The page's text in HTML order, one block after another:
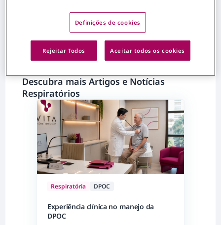
Descubra mais Artigos e Notícias
Respiratórios
Respiratória DPOC
Experiência clínica no manejo da
DPOC
Definições de cookies
Rejeitar Todos Aceitar todos os cookies